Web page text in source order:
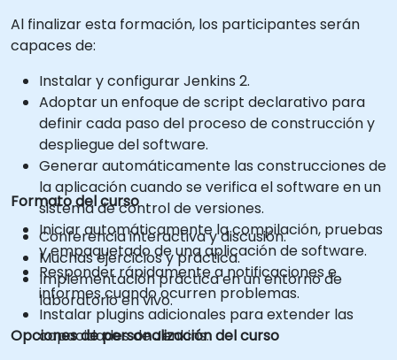
Al finalizar esta formación, los participantes serán
capaces de:
Instalar y configurar Jenkins 2.
Adoptar un enfoque de script declarativo para
definir cada paso del proceso de construcción y
despliegue del software.
Generar automáticamente las construcciones de
la aplicación cuando se verifica el software en un
sistema de control de versiones.
Iniciar automáticamente la compilación, pruebas
y empaquetado de una aplicación de software.
Responder rápidamente a notificaciones e
informes cuando ocurren problemas.
Instalar plugins adicionales para extender las
capacidades de Jenkins.
Formato del curso
Conferencia interactiva y discusión.
Muchas ejercicios y práctica.
Implementación práctica en un entorno de
laboratorio en vivo.
Opciones de personalización del curso